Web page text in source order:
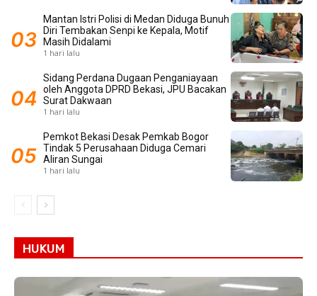
Mantan Istri Polisi di Medan Diduga Bunuh
Diri Tembakan Senpi ke Kepala, Motif
Masih Didalami
1 hari lalu
Sidang Perdana Dugaan Penganiayaan
oleh Anggota DPRD Bekasi, JPU Bacakan
Surat Dakwaan
1 hari lalu
Pemkot Bekasi Desak Pemkab Bogor
Tindak 5 Perusahaan Diduga Cemari
Aliran Sungai
1 hari lalu
HUKUM